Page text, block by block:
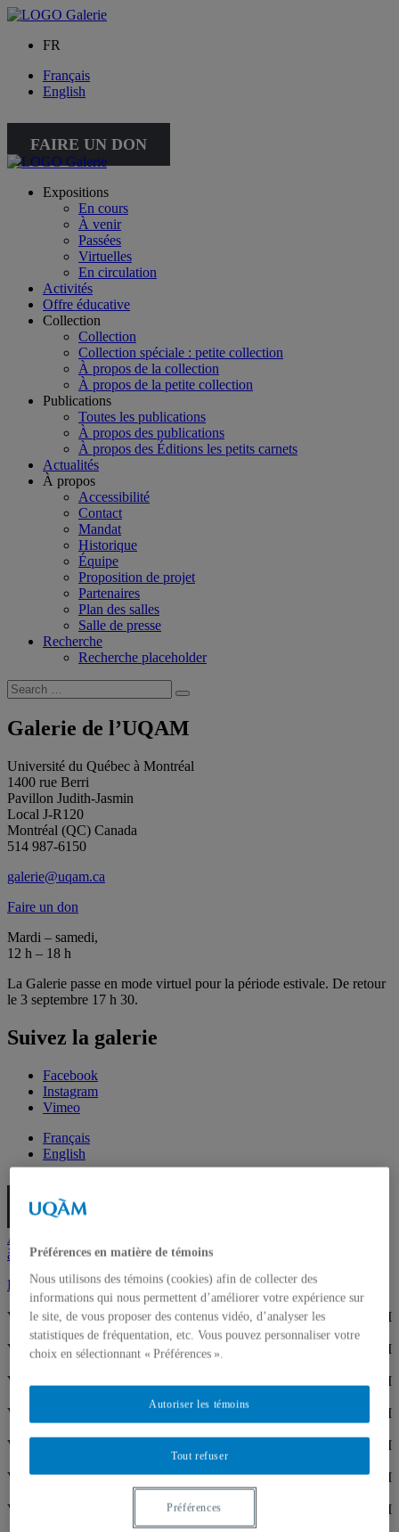
FR
Français
English
FAIRE UN DON
Expositions
En cours
À venir
Passées
Virtuelles
En circulation
Activités
Offre éducative
Collection
Collection
Collection spéciale : petite collection
À propos de la collection
À propos de la petite collection
Publications
Toutes les publications
À propos des publications
À propos des Éditions les petits carnets
Actualités
À propos
Accessibilité
Contact
Mandat
Historique
Équipe
Proposition de projet
Partenaires
Plan des salles
Salle de presse
Recherche
Recherche placeholder
Search
for:
Search
Galerie de l’UQAM
Université du Québec à Montréal
1400 rue Berri
Pavillon Judith-Jasmin
Local J-R120
Montréal (QC) Canada
514 987-6150
galerie@uqam.ca
Faire un don
Mardi – samedi,
12 h – 18 h
La Galerie passe en mode virtuel pour la période estivale. De retour
le 3 septembre 17 h 30.
Suivez la galerie
Facebook
Instagram
Vimeo
Français
English
FAIRE UN DON
Abonnez-vous
à notre infolettre
Précédent
Légende
Vue de l'expositionOver My Black Body, 2019, Galerie de l'UQAM
Légende
Vue de l'expositionOver My Black Body
, 2019, Galerie de l'UQAM
Vue de l'exposition
, 2019, Galerie de l'UQAM
Vue de l'exposition
Over My Black Body, 2019, Galerie de l'UQAM
Vue de l'exposition
, 2019, Galerie de l'UQAM
Vue de l'expositionOver My Black Body, 2019, Galerie de l'UQAM
Vue de l'exposition
Over My Black Body
, 2019, Galerie de l'UQAM
Préférences en matière de témoins
Nous utilisons des témoins (cookies) afin de collecter des
informations qui nous permettent d’améliorer votre expérience sur
le site, de vous proposer des contenus vidéo, d’analyser les
statistiques de fréquentation, etc. Vous pouvez personnaliser votre
choix en sélectionnant « Préférences ».
Tout refuser
Autoriser les témoins
Préférences